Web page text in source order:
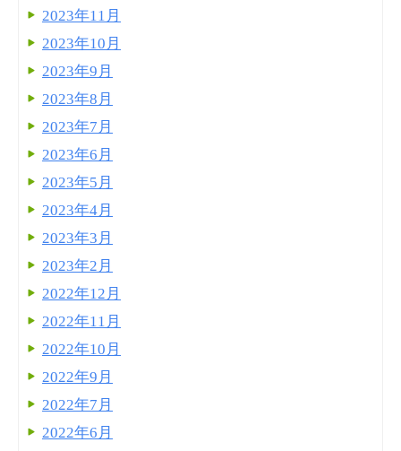
2023年11月
2023年10月
2023年9月
2023年8月
2023年7月
2023年6月
2023年5月
2023年4月
2023年3月
2023年2月
2022年12月
2022年11月
2022年10月
2022年9月
2022年7月
2022年6月